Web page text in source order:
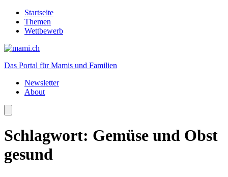
Startseite
Themen
Wettbewerb
Das Portal für Mamis und Familien
Newsletter
About
Schlagwort: Gemüse und Obst
gesund